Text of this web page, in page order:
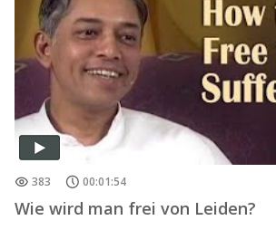
383 00:01:54
Wie wird man frei von Leiden?